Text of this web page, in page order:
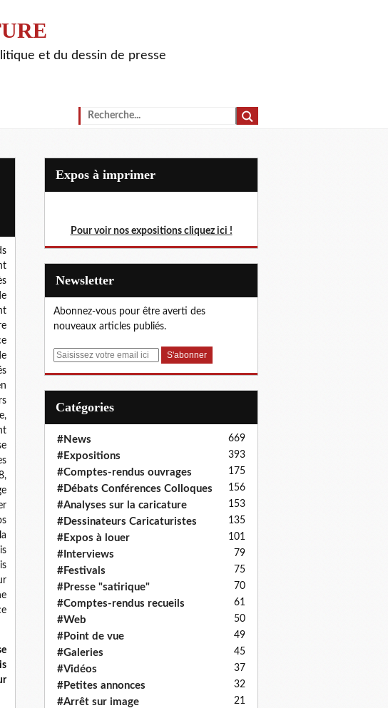
et du dessin de presse
Expos à imprimer
Pour voir nos expositions cliquez ici !
Newsletter
Abonnez-vous pour être averti des
nouveaux articles publiés.
E
Catégories
#News 669
#Expositions 393
#Comptes-rendus ouvrages 175
#Débats Conférences Colloques 156
#Analyses sur la caricature 153
#Dessinateurs Caricaturistes 135
#Expos à louer 101
#Interviews 79
#Festivals 75
#Presse "satirique" 70
#Comptes-rendus recueils 61
#Web 50
#Point de vue 49
#Galeries 45
#Vidéos 37
#Petites annonces 32
#Arrêt sur image 21